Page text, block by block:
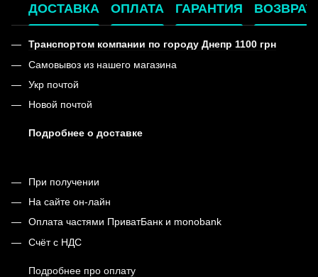
ДОСТАВКА ОПЛАТА ГАРАНТИЯ ВОЗВРАТ
Транспортом компании по городу Днепр 1100 грн
Самовывоз из нашего магазина
Укр почтой
Новой почтой
Подробнее о доставке
При получении
На сайте он-лайн
Оплата частями ПриватБанк и monobank
Счёт с НДС
Подробнее про оплату